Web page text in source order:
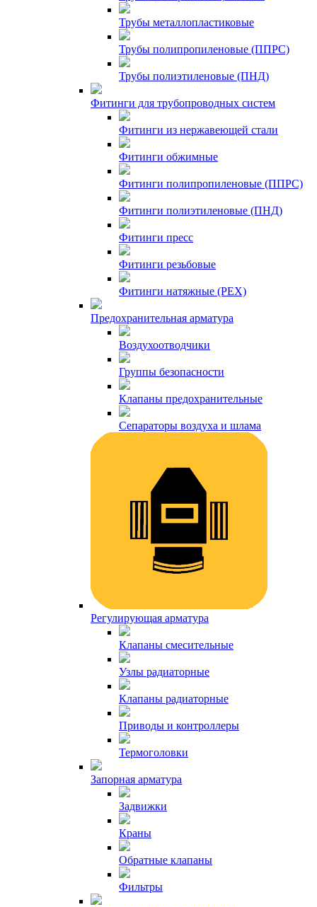
Трубы металлопластиковые
Трубы полипропиленовые (ППРС)
Трубы полиэтиленовые (ПНД)
Фитинги для трубопроводных систем
Фитинги из нержавеющей стали
Фитинги обжимные
Фитинги полипропиленовые (ППРС)
Фитинги полиэтиленовые (ПНД)
Фитинги пресс
Фитинги резьбовые
Фитинги натяжные (PEX)
Предохранительная арматура
Воздухоотводчики
Группы безопасности
Клапаны предохранительные
Сепараторы воздуха и шлама
Регулирующая арматура
Клапаны смесительные
Узлы радиаторные
Клапаны радиаторные
Приводы и контроллеры
Термоголовки
Запорная арматура
Задвижки
Краны
Обратные клапаны
Фильтры